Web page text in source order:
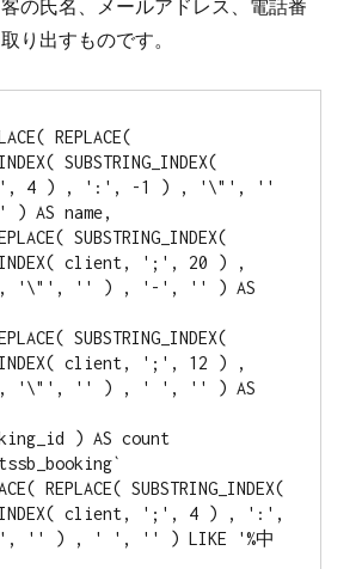
の氏名、メールアドレス、電話番
り出すものです。
REPLACE(
SUBSTRING_INDEX(
4 ) , ':', -1 ) , '\"', ''
name,
SUBSTRING_INDEX(
client, ';', 20 ) ,
'\"', '' ) , '-', '' ) AS
SUBSTRING_INDEX(
client, ';', 12 ) ,
'\"', '' ) , ' ', '' ) AS
) AS count
REPLACE( SUBSTRING_INDEX(
client, ';', 4 ) , ':',
'' ) , ' ', '' ) LIKE '%中